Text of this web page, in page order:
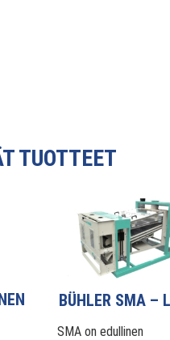
TUOTTEET
BÜHLER SMA –
SMA on edullinen